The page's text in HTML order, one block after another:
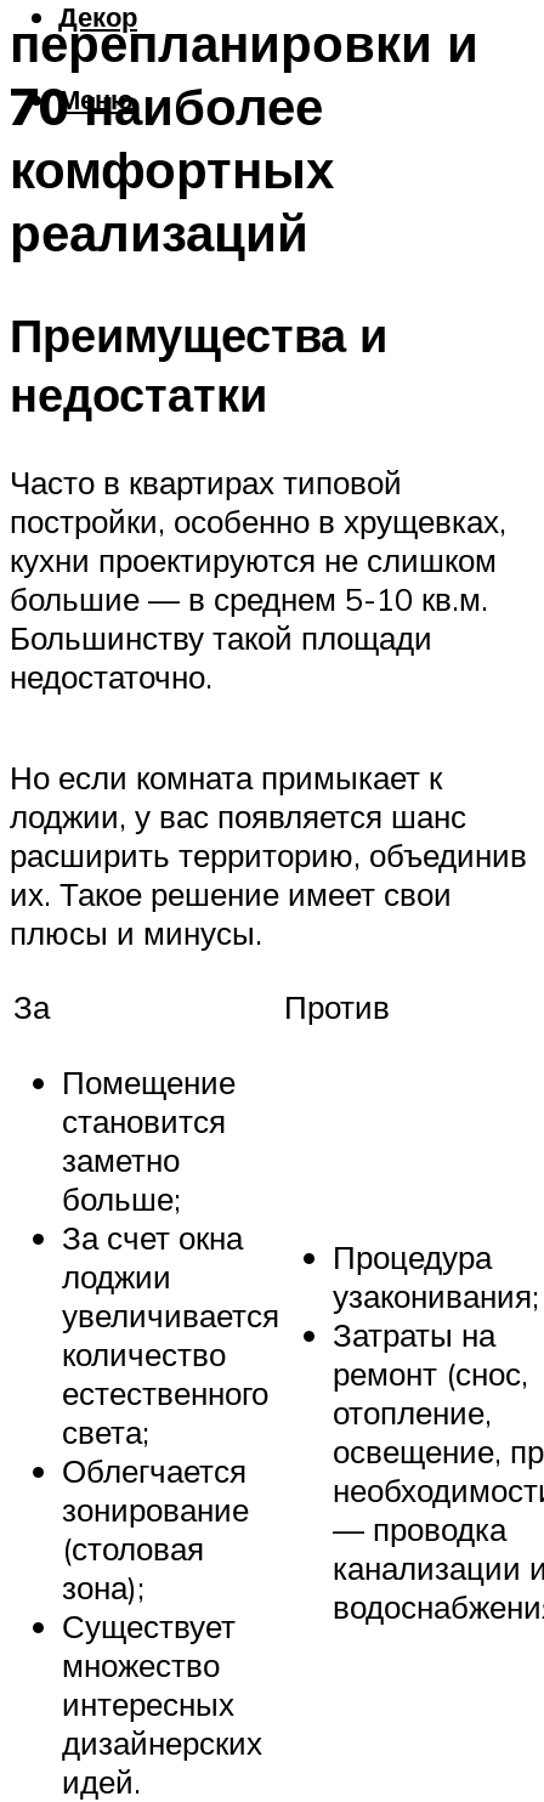
Декор
Меню
перепланировки и
70 наиболее
комфортных
реализаций
Преимущества и
недостатки
Часто в квартирах типовой
постройки, особенно в хрущевках,
кухни проектируются не слишком
большие — в среднем 5-10 кв.м.
Большинству такой площади
недостаточно.
Но если комната примыкает к
лоджии, у вас появляется шанс
расширить территорию, объединив
их. Такое решение имеет свои
плюсы и минусы.
За
Против
Помещение
становится
заметно
больше;
За счет окна
лоджии
увеличивается
количество
естественного
света;
Облегчается
зонирование
(столовая
зона);
Существует
множество
интересных
дизайнерских
идей.
Процедура
узаконивания;
Затраты на
ремонт (снос,
отопление,
освещение,
— проводка
канализации